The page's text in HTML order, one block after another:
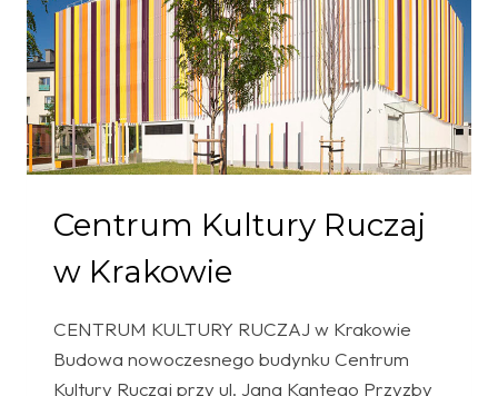
Centrum Kultury Ruczaj
w Krakowie
CENTRUM KULTURY RUCZAJ w Krakowie
Budowa nowoczesnego budynku Centrum
Kultury Ruczaj przy ul. Jana Kantego Przyzby